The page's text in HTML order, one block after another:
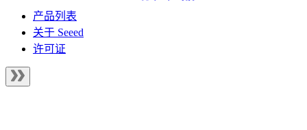
产品列表
关于 Seeed
许可证